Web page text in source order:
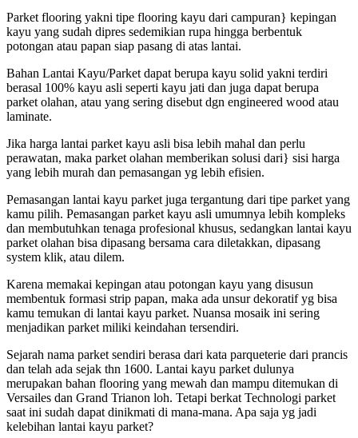
Parket flooring yakni tipe flooring kayu dari campuran} kepingan
kayu yang sudah dipres sedemikian rupa hingga berbentuk
potongan atau papan siap pasang di atas lantai.
Bahan Lantai Kayu/Parket dapat berupa kayu solid yakni terdiri
berasal 100% kayu asli seperti kayu jati dan juga dapat berupa
parket olahan, atau yang sering disebut dgn engineered wood atau
laminate.
Jika harga lantai parket kayu asli bisa lebih mahal dan perlu
perawatan, maka parket olahan memberikan solusi dari} sisi harga
yang lebih murah dan pemasangan yg lebih efisien.
Pemasangan lantai kayu parket juga tergantung dari tipe parket yang
kamu pilih. Pemasangan parket kayu asli umumnya lebih kompleks
dan membutuhkan tenaga profesional khusus, sedangkan lantai kayu
parket olahan bisa dipasang bersama cara diletakkan, dipasang
system klik, atau dilem.
Karena memakai kepingan atau potongan kayu yang disusun
membentuk formasi strip papan, maka ada unsur dekoratif yg bisa
kamu temukan di lantai kayu parket. Nuansa mosaik ini sering
menjadikan parket miliki keindahan tersendiri.
Sejarah nama parket sendiri berasa dari kata parqueterie dari prancis
dan telah ada sejak thn 1600. Lantai kayu parket dulunya
merupakan bahan flooring yang mewah dan mampu ditemukan di
Versailes dan Grand Trianon loh. Tetapi berkat Technologi parket
saat ini sudah dapat dinikmati di mana-mana. Apa saja yg jadi
kelebihan lantai kayu parket?